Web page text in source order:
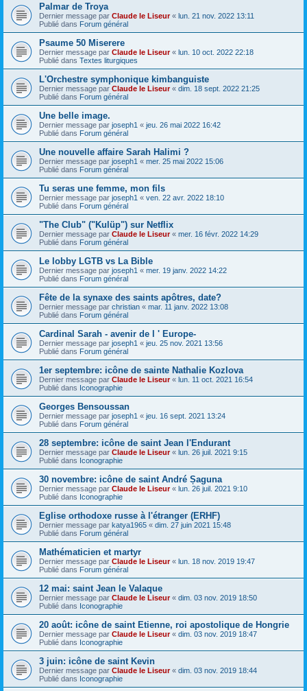
Palmar de Troya
Dernier message par Claude le Liseur« lun. 21 nov. 2022 13:11
Publié dans Forum général
Psaume 50 Miserere
Dernier message par Claude le Liseur« lun. 10 oct. 2022 22:18
Publié dans Textes liturgiques
L'Orchestre symphonique kimbanguiste
Dernier message par Claude le Liseur« dim. 18 sept. 2022 21:25
Publié dans Forum général
Une belle image.
Dernier message par joseph1 « jeu. 26 mai 2022 16:42
Publié dans Forum général
Une nouvelle affaire Sarah Halimi ?
Dernier message par joseph1 « mer. 25 mai 2022 15:06
Publié dans Forum général
Tu seras une femme, mon fils
Dernier message par joseph1 « ven. 22 avr. 2022 18:10
Publié dans Forum général
"The Club" ("Kulüp") sur Netflix
Dernier message par Claude le Liseur« mer. 16 févr. 2022 14:29
Publié dans Forum général
Le lobby LGTB vs La Bible
Dernier message par joseph1 « mer. 19 janv. 2022 14:22
Publié dans Forum général
Fête de la synaxe des saints apôtres, date?
Dernier message par christian « mar. 11 janv. 2022 13:08
Publié dans Forum général
Cardinal Sarah - avenir de l ' Europe-
Dernier message par joseph1 « jeu. 25 nov. 2021 13:56
Publié dans Forum général
1er septembre: icône de sainte Nathalie Kozlova
Dernier message par Claude le Liseur« lun. 11 oct. 2021 16:54
Publié dans Iconographie
Georges Bensoussan
Dernier message par joseph1 « jeu. 16 sept. 2021 13:24
Publié dans Forum général
28 septembre: icône de saint Jean l'Endurant
Dernier message par Claude le Liseur« lun. 26 juil. 2021 9:15
Publié dans Iconographie
30 novembre: icône de saint André Șaguna
Dernier message par Claude le Liseur« lun. 26 juil. 2021 9:10
Publié dans Iconographie
Eglise orthodoxe russe à l'étranger (ERHF)
Dernier message par katya1965 « dim. 27 juin 2021 15:48
Publié dans Forum général
Mathématicien et martyr
Dernier message par Claude le Liseur« lun. 18 nov. 2019 19:47
Publié dans Forum général
12 mai: saint Jean le Valaque
Dernier message par Claude le Liseur« dim. 03 nov. 2019 18:50
Publié dans Iconographie
20 août: icône de saint Etienne, roi apostolique de Hongrie
Dernier message par Claude le Liseur« dim. 03 nov. 2019 18:47
Publié dans Iconographie
3 juin: icône de saint Kevin
Dernier message par Claude le Liseur« dim. 03 nov. 2019 18:44
Publié dans Iconographie